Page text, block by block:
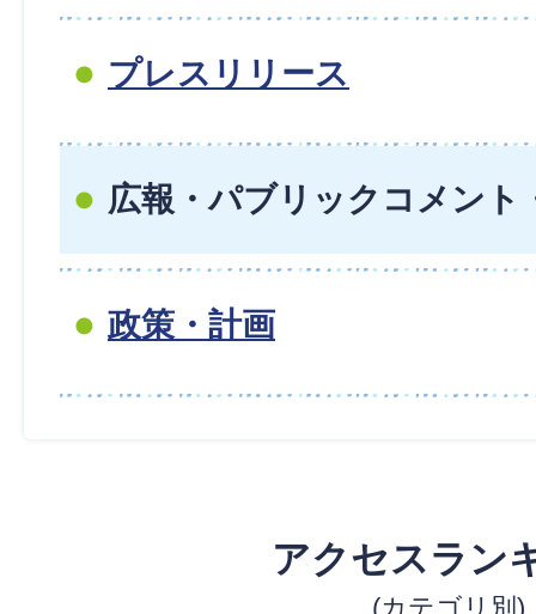
プレスリリース
広報・パブリックコメント
政策・計画
アクセスラン
(カテゴリ別)